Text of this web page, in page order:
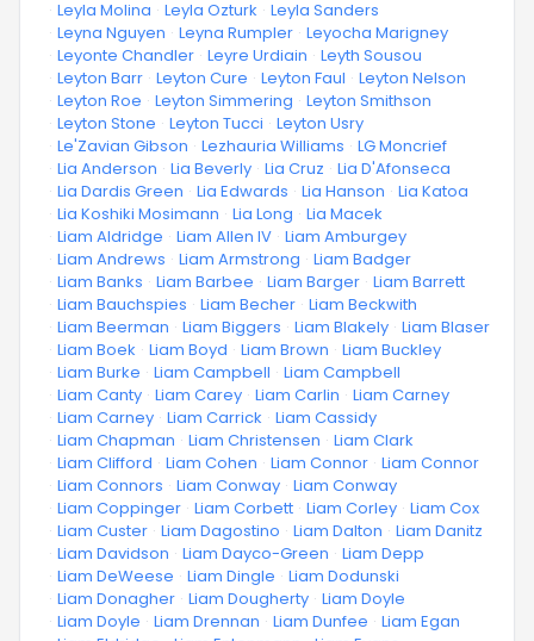
· Leyla Molina · Leyla Ozturk · Leyla Sanders
· Leyna Nguyen · Leyna Rumpler · Leyocha Marigney
· Leyonte Chandler · Leyre Urdiain · Leyth Sousou
· Leyton Barr · Leyton Cure · Leyton Faul · Leyton Nelson
· Leyton Roe · Leyton Simmering · Leyton Smithson
· Leyton Stone · Leyton Tucci · Leyton Usry
· Le'Zavian Gibson · Lezhauria Williams · LG Moncrief
· Lia Anderson · Lia Beverly · Lia Cruz · Lia D'Afonseca
· Lia Dardis Green · Lia Edwards · Lia Hanson · Lia Katoa
· Lia Koshiki Mosimann · Lia Long · Lia Macek
· Liam Aldridge · Liam Allen IV · Liam Amburgey
· Liam Andrews · Liam Armstrong · Liam Badger
· Liam Banks · Liam Barbee · Liam Barger · Liam Barrett
· Liam Bauchspies · Liam Becher · Liam Beckwith
· Liam Beerman · Liam Biggers · Liam Blakely · Liam Blaser
· Liam Boek · Liam Boyd · Liam Brown · Liam Buckley
· Liam Burke · Liam Campbell · Liam Campbell
· Liam Canty · Liam Carey · Liam Carlin · Liam Carney
· Liam Carney · Liam Carrick · Liam Cassidy
· Liam Chapman · Liam Christensen · Liam Clark
· Liam Clifford · Liam Cohen · Liam Connor · Liam Connor
· Liam Connors · Liam Conway · Liam Conway
· Liam Coppinger · Liam Corbett · Liam Corley · Liam Cox
· Liam Custer · Liam Dagostino · Liam Dalton · Liam Danitz
· Liam Davidson · Liam Dayco-Green · Liam Depp
· Liam DeWeese · Liam Dingle · Liam Dodunski
· Liam Donagher · Liam Dougherty · Liam Doyle
· Liam Doyle · Liam Drennan · Liam Dunfee · Liam Egan